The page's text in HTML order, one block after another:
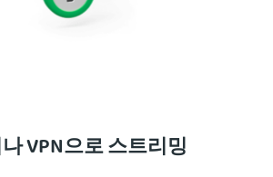
VPN으로 스트리밍